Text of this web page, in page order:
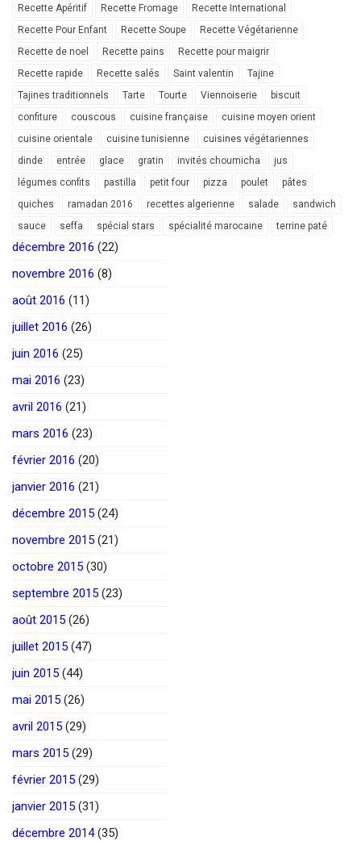
Recette Apéritif Recette Fromage
Recette International
Recette Pour Enfant
Recette Soupe
Recette Végétarienne
Recette de noel
Recette pains
Recette pour maigrir
Recette rapide
Recette salés Saint valentin
Tajine
Tajines traditionnels
Tarte Tourte Viennoiserie
biscuit
confiture
couscous cuisine française
cuisine moyen orient
cuisine orientale
cuisine tunisienne
cuisines végétariennes
dinde
entrée glace gratin invités choumicha
jus
légumes confits
pastilla petit four pizza poulet
pâtes
quiches
ramadan 2016 recettes algerienne salade
sandwich
sauce
seffa spécial stars spécialité marocaine terrine paté
décembre 2016 (22)
novembre 2016 (8)
août 2016 (11)
juillet 2016 (26)
juin 2016 (25)
mai 2016 (23)
avril 2016 (21)
mars 2016 (23)
février 2016 (20)
janvier 2016 (21)
décembre 2015 (24)
novembre 2015 (21)
octobre 2015 (30)
septembre 2015 (23)
août 2015 (26)
juillet 2015 (47)
juin 2015 (44)
mai 2015 (26)
avril 2015 (29)
mars 2015 (29)
février 2015 (29)
janvier 2015 (31)
décembre 2014(35)